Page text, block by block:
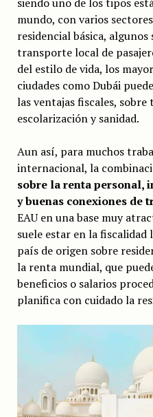
mundo, con varios
residencial básica,
transporte local de
del estilo de vida, los
ciudades como Dubái
las ventajas fiscales, sobre
escolarización y sanidad.
Aun así, para muchos
internacional, la
sobre la renta personal,
y buenas conexiones de
EAU en una base muy
suele estar en la
país de origen sobre
la renta mundial, que
beneficios o salarios
planifica con cuidado la